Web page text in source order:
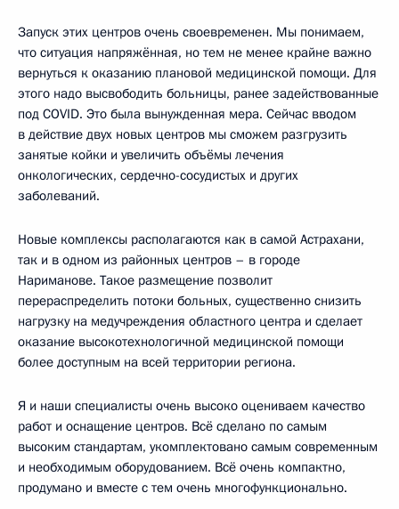
Запуск этих центров очень своевременен. Мы понимаем,
что ситуация напряжённая, но тем не менее крайне важно
вернуться к оказанию плановой медицинской помощи. Для
этого надо высвободить больницы, ранее задействованные
под COVID. Это была вынужденная мера. Сейчас вводом
в действие двух новых центров мы сможем разгрузить
занятые койки и увеличить объёмы лечения
онкологических, сердечно-сосудистых и других
заболеваний.
Новые комплексы располагаются как в самой Астрахани,
так и в одном из районных центров – в городе
Нариманове. Такое размещение позволит
перераспределить потоки больных, существенно снизить
нагрузку на медучреждения областного центра и сделает
оказание высокотехнологичной медицинской помощи
более доступным на всей территории региона.
Я и наши специалисты очень высоко оцениваем качество
работ и оснащение центров. Всё сделано по самым
высоким стандартам, укомплектовано самым современным
и необходимым оборудованием. Всё очень компактно,
продумано и вместе с тем очень многофункционально.